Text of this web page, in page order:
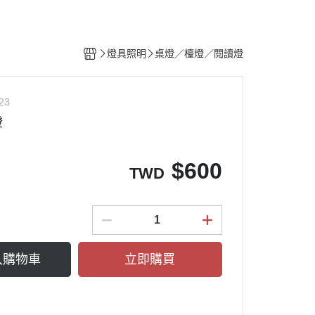
燈具照明 桌燈／檯燈／閱讀燈
TWD $600
物車 立即購買